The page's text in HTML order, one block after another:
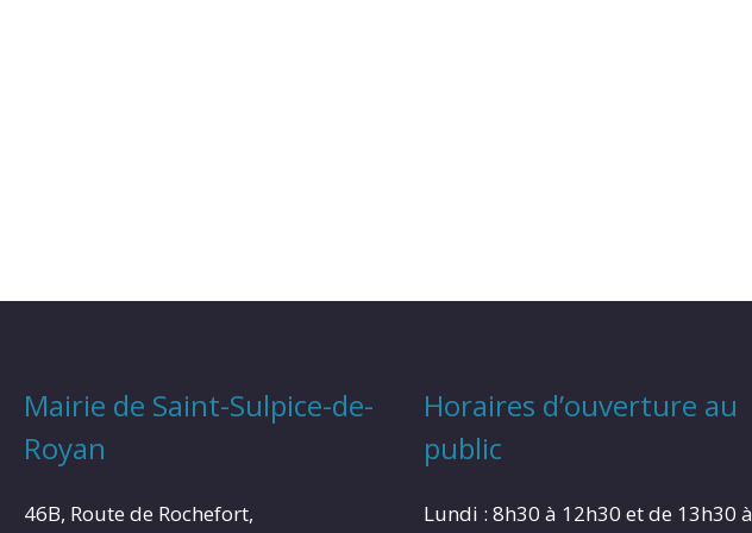
Mairie de Saint-Sulpice-de-
Royan
46B, Route de Rochefort,
Horaires d’ouverture au
public
Lundi : 8h30 à 12h30 et de 13h30 à